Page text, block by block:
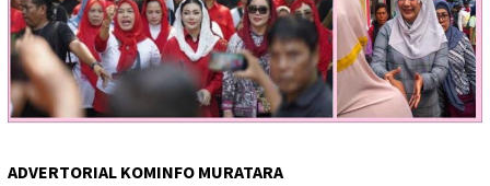
ADVERTORIAL KOMINFO MURATARA